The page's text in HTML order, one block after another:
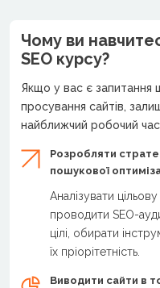
Чому ви
SEO курсу?
Якщо у вас є запитання
просування сайтів,
найближчий робочий час
Розробляти
пошукової
Аналізувати
проводити SEO-
цілі, обирати
їх пріорітетність.
Виводити сайти в